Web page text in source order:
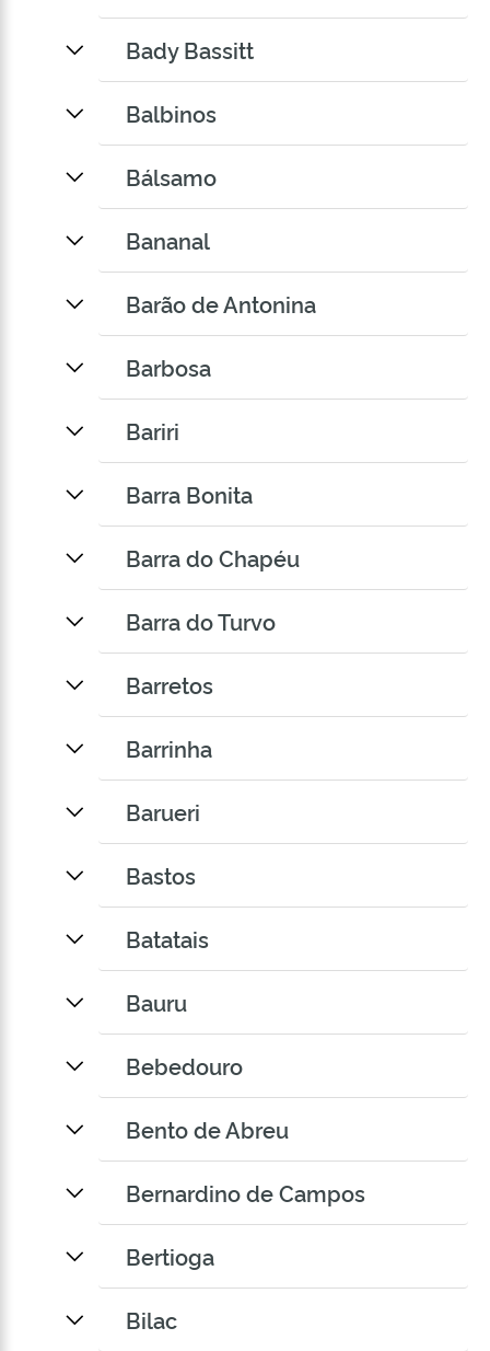
Bady Bassitt
Balbinos
Bálsamo
Bananal
Barão de Antonina
Barbosa
Bariri
Barra Bonita
Barra do Chapéu
Barra do Turvo
Barretos
Barrinha
Barueri
Bastos
Batatais
Bauru
Bebedouro
Bento de Abreu
Bernardino de Campos
Bertioga
Bilac